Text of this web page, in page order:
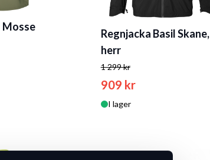
Mosse
Regnjacka Basil Skane,
herr
1 299 kr
909 kr
I lager